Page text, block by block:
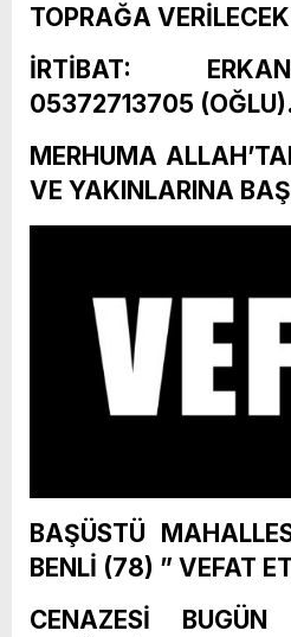
TOPRAĞA
İRTİBAT:
05372713705
MERHUMA
VE YAKINLARINA
BAŞÜSTÜ
BENLİ (78) ” VEFAT
CENAZESİ